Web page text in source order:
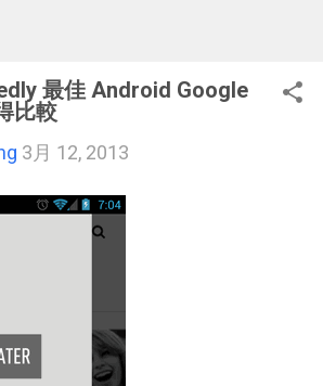
最佳 Android Google
比較
3月 12, 2013